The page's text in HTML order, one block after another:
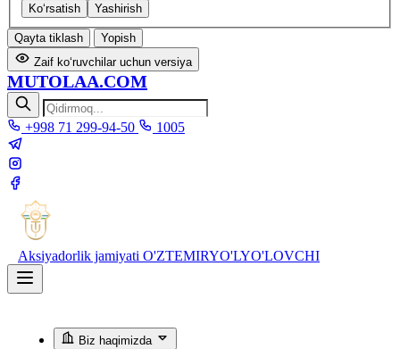
Ko‘rsatish Yashirish
Qayta tiklash
Yopish
Zaif ko‘ruvchilar uchun versiya
MUTOLAA.COM
+998 71 299-94-50 1005
Aksiyadorlik jamiyati O'ZTEMIRYO'LYO'LOVCHI
Biz haqimizda